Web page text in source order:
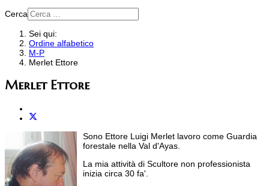
Cerca
Sei qui:
Ordine alfabetico
M-P
Merlet Ettore
Merlet Ettore
Sono Ettore Luigi Merlet lavoro come Guardia
forestale nella Val d'Ayas.
La mia attività di Scultore non professionista
inizia circa 30 fa'.